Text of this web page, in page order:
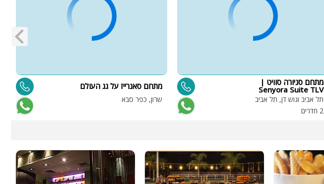
מתחם סניורה סוויט |
Senyora Suite TLV
תל אביב וגוש דן, תל אביב
2 חדרים
מתחם סאנרייז על גג העולם
שרון, כפר סבא